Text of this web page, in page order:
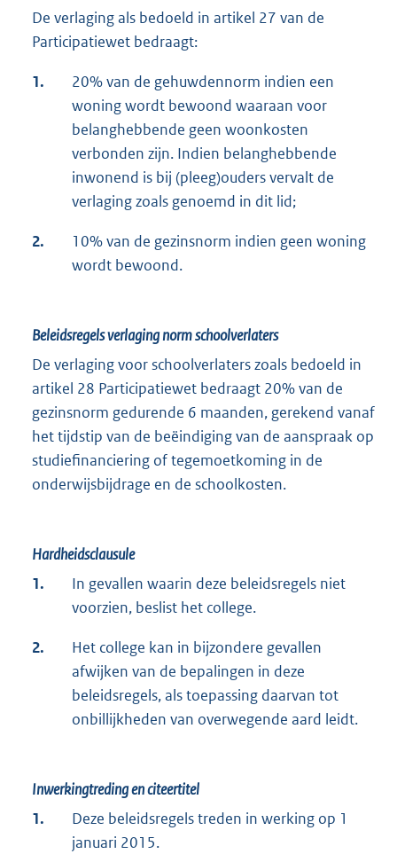
De verlaging als bedoeld in artikel 27 van de
Participatiewet bedraagt:
1.
20% van de gehuwdennorm indien een
woning wordt bewoond waaraan voor
belanghebbende geen woonkosten
verbonden zijn. Indien belanghebbende
inwonend is bij (pleeg)ouders vervalt de
verlaging zoals genoemd in dit lid;
2.
10% van de gezinsnorm indien geen woning
wordt bewoond.
Beleidsregels verlaging norm schoolverlaters
De verlaging voor schoolverlaters zoals bedoeld in
artikel 28 Participatiewet bedraagt 20% van de
gezinsnorm gedurende 6 maanden, gerekend vanaf
het tijdstip van de beëindiging van de aanspraak op
studiefinanciering of tegemoetkoming in de
onderwijsbijdrage en de schoolkosten.
Hardheidsclausule
1.
In gevallen waarin deze beleidsregels niet
voorzien, beslist het college.
2.
Het college kan in bijzondere gevallen
afwijken van de bepalingen in deze
beleidsregels, als toepassing daarvan tot
onbillijkheden van overwegende aard leidt.
Inwerkingtreding en citeertitel
1.
Deze beleidsregels treden in werking op 1
januari 2015.